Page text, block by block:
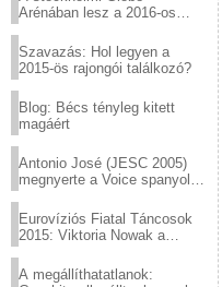
Arénában lesz a 2016-os
Szavazás: Hol legyen a
2015-ös rajongói találkozó?
Blog: Bécs tényleg kitett
magáért
Antonio José (JESC 2005)
megnyerte a Voice spanyol
Eurovíziós Fiatal Táncosok
2015: Viktoria Nowak a
A megállíthatatlanok: